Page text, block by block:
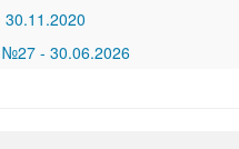
30.11.2020
№27 - 30.06.2026